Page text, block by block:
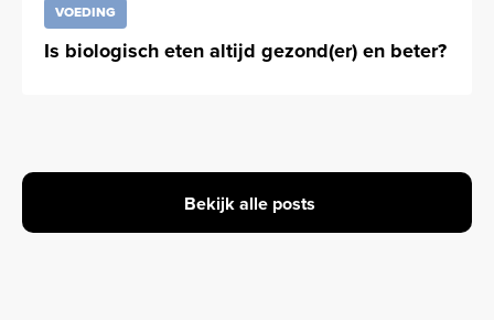
VOEDING
Is biologisch eten altijd gezond(er) en beter?
Bekijk alle posts